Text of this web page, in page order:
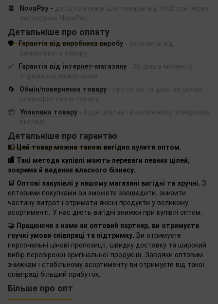
📆
NovaPay - до 12 платежів для товарів від 1000 грн через
застосунок NovaPay.
Детальніше про оплату
🛡️ Гарантія від виробника виробу - залежить від
замовленого товару
✅ Гарантія від інтернет-магазину - 30 днів з моменту
отримання замовлення
🔄
Обмін/повернення товару - протягом 14 днів, за умови
невикористання товару
📦 Упаковка товару - буде цілісна і в належному товарному
вигляді
Детальніше про гарантію
💵 Цей товар можна також вигідно купити оптом.
🏬 Такі методи купівлі мають переваги певних цілей,
зокрема й ведення власного бізнесу.
🛒 Оптові закупівлі у нашому магазині вигідні та зручні. З
оптовими покупками ви зможете заощадити, знизити
частину витрат і отримати якісні продукти у великому
асортименті. У нас діють вигідні знижки при купівлі оптом.
🤝 Працюючи з нами як оптовий партнер, ви отримуєте
гнучкі умови співпраці та підтримку. Ви отримуєте
персональні цінові пропозиції, швидку доставку та широкий
вибір перевіреної оригінальної продукції. Завдяки оптовим
знижкам і стабільному асортименту ви отримуєте від такої
співпраці більший прибуток.
Більше про опт